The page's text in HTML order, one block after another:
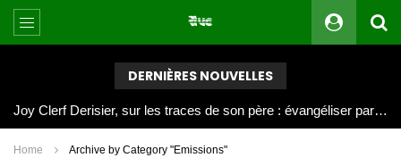
DERNIÈRES NOUVELLES
Joy Clerf Derisier, sur les traces de son père : évangéliser par la musique
Home Archive by Category "Emissions"